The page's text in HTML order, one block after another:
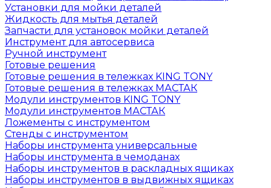
Установки для мойки деталей
Жидкость для мытья деталей
Запчасти для установок мойки деталей
Инструмент для автосервиса
Ручной инструмент
Готовые решения
Готовые решения в тележках KING TONY
Готовые решения в тележках МАСТАК
Модули инструментов KING TONY
Модули инструментов МАСТАК
Ложементы с инструментом
Стенды с инструментом
Наборы инструмента универсальные
Наборы инструмента в чемоданах
Наборы инструментов в раскладных ящиках
Наборы инструментов в выдвижных ящиках